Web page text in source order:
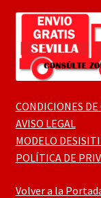
CONDICIONES DE
AVISO LEGAL
MODELO
POLÍTICA DE
Volver a la